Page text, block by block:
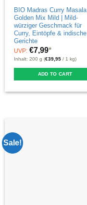
BIO Madras Curry Masala
Golden Mix Mild | Mild-
würziger Geschmack für
Curry, Eintöpfe & indische
Gerichte
UVP: €7,99*
Inhalt: 200 g (€39,95 / 1 kg)
ADD TO CART
Sale!